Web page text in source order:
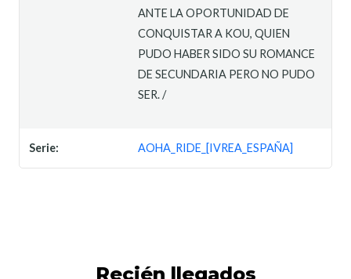
ANTE LA OPORTUNIDAD DE
CONQUISTAR A KOU, QUIEN
PUDO HABER SIDO SU ROMANCE
DE SECUNDARIA PERO NO PUDO
SER. /
Serie: AOHA_RIDE_[IVREA_ESPAÑA]
Recién llegados